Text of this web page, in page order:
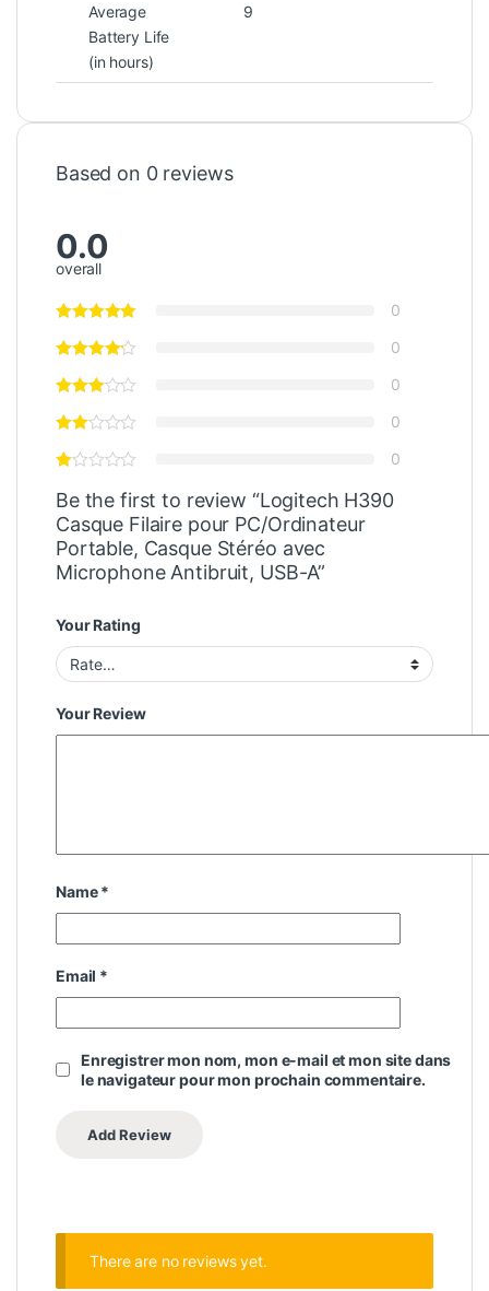
Average
Battery Life
(in hours)
9
Based on 0 reviews
0.0
overall
0
0
0
0
0
Be the first to review “Logitech H390
Casque Filaire pour PC/Ordinateur
Portable, Casque Stéréo avec
Microphone Antibruit, USB-A”
Your Rating
Your Review
Name*
Email *
Enregistrer mon nom, mon e-mail et mon site dans
le navigateur pour mon prochain commentaire.
There are no reviews yet.